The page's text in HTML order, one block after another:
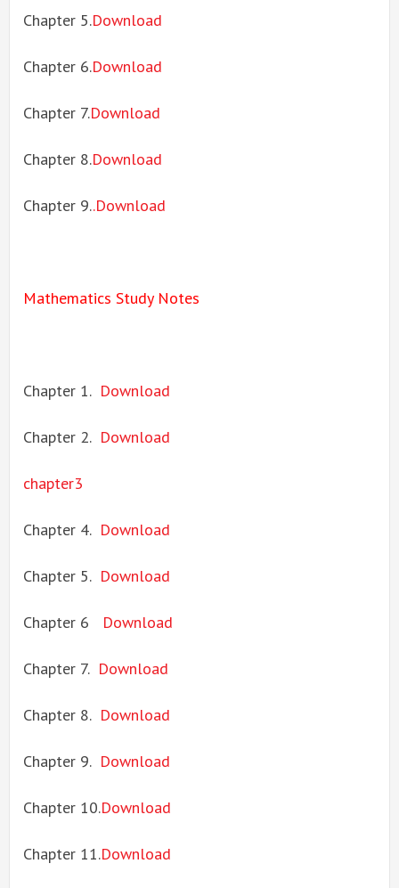
Chapter 5.Download
Chapter 6.Download
Chapter 7.Download
Chapter 8.Download
Chapter 9..Download
Mathematics Study Notes
Chapter 1. Download
Chapter 2. Download
chapter3
Chapter 4. Download
Chapter 5. Download
Chapter 6 Download
Chapter 7. Download
Chapter 8. Download
Chapter 9. Download
Chapter 10.Download
Chapter 11.Download